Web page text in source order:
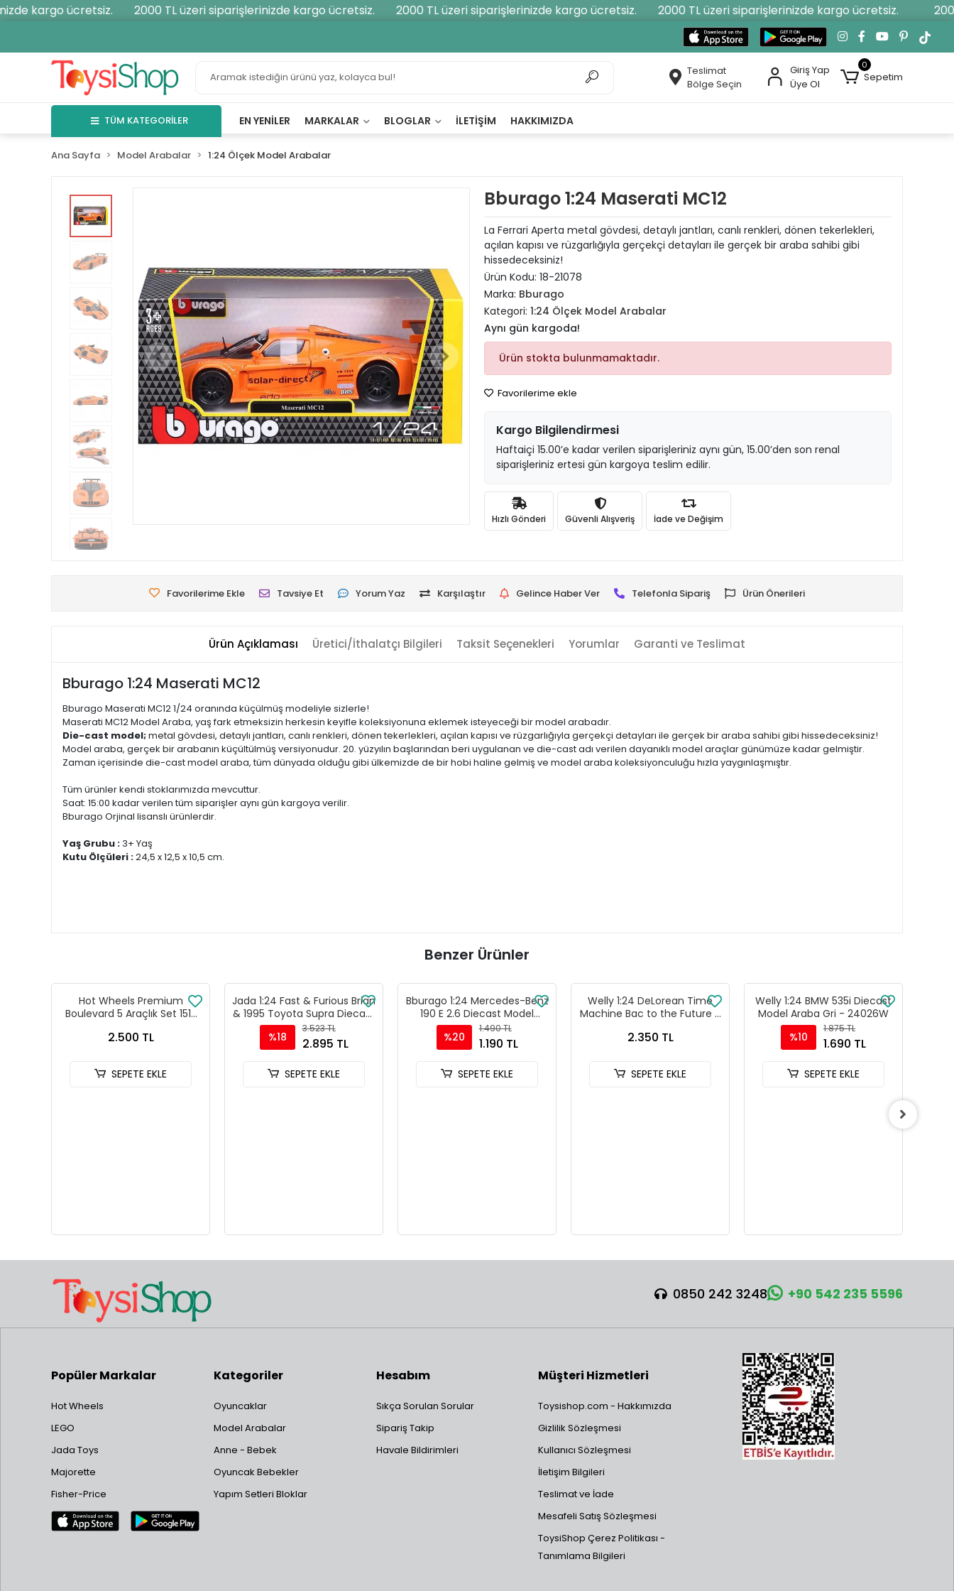
kargo ücretsiz. 2000 TL üzeri siparişlerinizde kargo ücretsiz. 2000 TL üzeri siparişlerinizde kargo ücretsiz. 2000 TL üzeri siparişlerinizde kargo ücretsiz.
Teslimat
Bölge Seçin
Giriş Yap
Üye Ol
0
Sepetim
TÜM KATEGORİLER EN YENILER MARKALAR BLOGLAR İLETIŞIM HAKKIMIZDA
Ana Sayfa Model Arabalar 1:24 Ölçek Model Arabalar
Bburago 1:24 Maserati MC12
La Ferrari Aperta metal gövdesi, detaylı jantları, canlı renkleri, dönen tekerlekleri,
açılan kapısı ve rüzgarlığıyla gerçekçi detayları ile gerçek bir araba sahibi gibi
hissedeceksiniz!
Ürün Kodu: 18-21078
Marka: Bburago
Kategori: 1:24 Ölçek Model Arabalar
Aynı gün kargoda!
Ürün stokta bulunmamaktadır.
Favorilerime ekle
Kargo Bilgilendirmesi
Haftaiçi 15.00’e kadar verilen siparişleriniz aynı gün, 15.00’den son renal
siparişleriniz ertesi gün kargoya teslim edilir.
Hızlı Gönderi Güvenli Alışveriş İade ve Değişim
Favorilerime Ekle Tavsiye Et Yorum Yaz Karşılaştır Gelince Haber Ver Telefonla Sipariş Ürün Önerileri
Ürün Açıklaması Üretici/İthalatçı Bilgileri Taksit Seçenekleri Yorumlar Garanti ve Teslimat
Bburago 1:24 Maserati MC12
Bburago Maserati MC12 1/24 oranında küçülmüş modeliyle sizlerle!
Maserati MC12 Model Araba, yaş fark etmeksizin herkesin keyifle koleksiyonuna eklemek isteyeceği bir model arabadır.
Die-cast model;metal gövdesi, detaylı jantları, canlı renkleri, dönen tekerlekleri, açılan kapısı ve rüzgarlığıyla gerçekçi detayları ile gerçek bir araba sahibi gibi hissedeceksiniz!
Model araba, gerçek bir arabanın küçültülmüş versiyonudur. 20. yüzyılın başlarından beri uygulanan ve die-cast adı verilen dayanıklı model araçlar günümüze kadar gelmiştir.
Zaman içerisinde die-cast model araba, tüm dünyada olduğu gibi ülkemizde de bir hobi haline gelmiş ve model araba koleksiyonculuğu hızla yaygınlaşmıştır.
Tüm ürünler kendi stoklarımızda mevcuttur.
Saat: 15:00 kadar verilen tüm siparişler aynı gün kargoya verilir.
Bburago Orjinal lisanslı ürünlerdir.
Yaş Grubu :3+ Yaş
Kutu Ölçüleri :24,5 x 12,5 x 10,5 cm.
Benzer Ürünler
Hot Wheels Premium
Boulevard 5 Araçlık Set 151-
2.500 TL
SEPETE EKLE
Jada 1:24 Fast & Furious Brian
& 1995 Toyota Supra Diecast
Model Araba - 30738
%18
3.523 TL
2.895 TL
SEPETE EKLE
Bburago 1:24 Mercedes-Benz
190 E 2.6 Diecast Model
Araba - Kırmızı
%20
1.490 TL
1.190 TL
SEPETE EKLE
Welly 1:24 DeLorean Time
Machine Bac to the Future 3
2.350 TL
SEPETE EKLE
Welly 1:24 BMW 535i Diecast
Model Araba Gri - 24026W
%10
1.875 TL
1.690 TL
SEPETE EKLE
0850 242 3248 +90 542 235 5596
Popüler Markalar
Hot Wheels
LEGO
Jada Toys
Majorette
Fisher-Price
Kategoriler
Oyuncaklar
Model Arabalar
Anne - Bebek
Oyuncak Bebekler
Yapım Setleri Bloklar
Hesabım
Sıkça Sorulan Sorular
Sipariş Takip
Havale Bildirimleri
Müşteri Hizmetleri
Toysishop.com - Hakkımızda
Gizlilik Sözleşmesi
Kullanıcı Sözleşmesi
İletişim Bilgileri
Teslimat ve İade
Mesafeli Satış Sözleşmesi
ToysiShop Çerez Politikası -
Tanımlama Bilgileri